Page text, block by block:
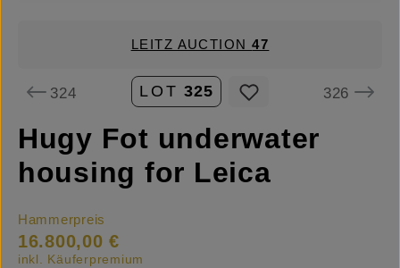
LEITZ AUCTION47
324 LOT 325 326
Hugy Fot underwater
housing for Leica
Hammerpreis
16.800,00 €
inkl. Käuferpremium